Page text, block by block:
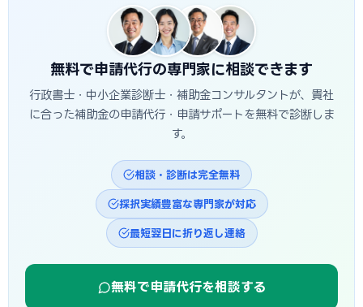
入金まで半年〜1年程度かかるのが一般的です。三田市独自の
補助金は予算上限に達し次第終了する場合があるため、早め
の相談・申請が有利です。
無料で申請代行の専門家に相談できます
行政書士・中小企業診断士・補助金コンサルタントが、貴社
に合った補助金の申請代行・申請サポートを無料で診断しま
す。
相談・診断は完全無料
採択実績豊富な専門家が対応
最短翌日に折り返し連絡
無料で申請代行を相談する